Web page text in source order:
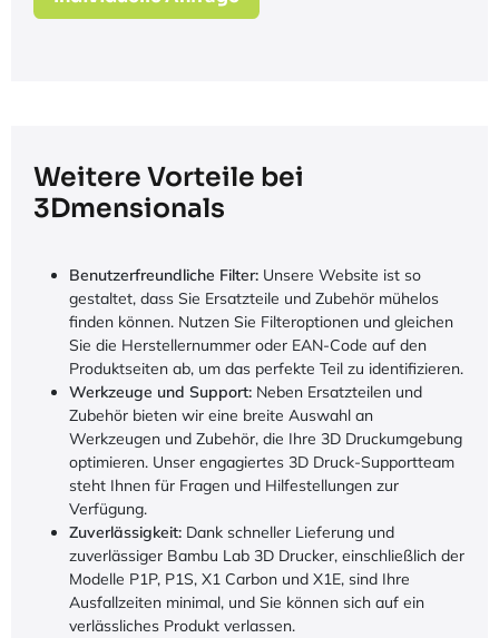
Weitere Vorteile bei
3Dmensionals
Benutzerfreundliche Filter: Unsere Website ist so
gestaltet, dass Sie Ersatzteile und Zubehör mühelos
finden können. Nutzen Sie Filteroptionen und gleichen
Sie die Herstellernummer oder EAN-Code auf den
Produktseiten ab, um das perfekte Teil zu identifizieren.
Werkzeuge und Support: Neben Ersatzteilen und
Zubehör bieten wir eine breite Auswahl an
Werkzeugen und Zubehör, die Ihre 3D Druckumgebung
optimieren. Unser engagiertes 3D Druck-Supportteam
steht Ihnen für Fragen und Hilfestellungen zur
Verfügung.
Zuverlässigkeit: Dank schneller Lieferung und
zuverlässiger Bambu Lab 3D Drucker, einschließlich der
Modelle P1P, P1S, X1 Carbon und X1E, sind Ihre
Ausfallzeiten minimal, und Sie können sich auf ein
verlässliches Produkt verlassen.